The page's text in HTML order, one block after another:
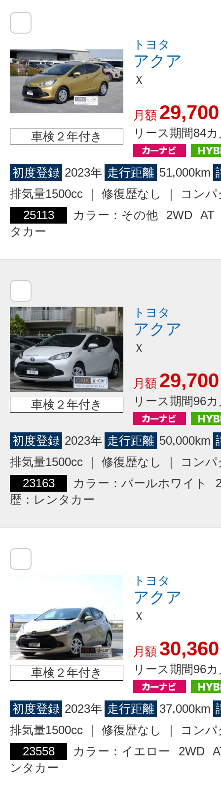
車検２年付き
トヨタ
アクア
Ｘ
月額 29,700
リース期間84
初度登録 2023年 走行距離 51,000km
排気量1500cc ｜ 修復歴なし ｜ コン
25113
カラー：その他 2WD AT
タカー
車検２年付き
トヨタ
アクア
Ｘ
月額 29,700
リース期間96
初度登録 2023年 走行距離 50,000km
排気量1500cc ｜ 修復歴なし ｜ コン
23163
カラー：パールホワイト
歴：レンタカー
車検２年付き
トヨタ
アクア
Ｘ
月額 30,360
リース期間96
初度登録 2023年 走行距離 37,000km
排気量1500cc ｜ 修復歴なし ｜ コン
23558
カラー：イエロー 2WD
ンタカー